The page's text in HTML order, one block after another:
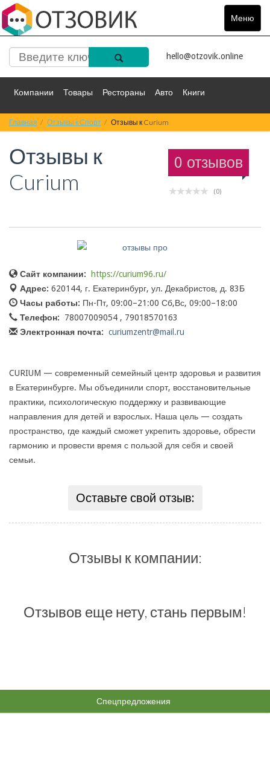
Меню
Toggle
hello@otzovik.online
Компании Товары Рестораны Авто Книги
Спорт Фильмы Деньги Путешествия
Красота Здоровье
Главная Отзывы к Спорт Отзывы к Curium
0 отзывов
(0)
Отзывы к
Curium
Сайт компании:
https://curium96.ru/
Адрес: 620144, г. Екатеринбург, ул. Декабристов, д. 83Б
Часы работы: Пн-Пт, 09:00–21:00 Сб,Вс, 09:00–18:00
Телефон:
78007009054 , 79018570163
Электронная почта: curiumzentr@mail.ru
CURIUM — современный семейный центр здоровья и развития
в Екатеринбурге. Мы объединили спорт, восстановительные
практики, психологическую поддержку и развивающие
направления для детей и взрослых. Наша цель — создать
пространство, где каждый сможет укрепить здоровье, обрести
гармонию и провести время с пользой для себя и своей
семьи.
Оставьте свой отзыв:
Отзывы к компании:
Отзывов еще нету, стань первым!
Спецпредложения